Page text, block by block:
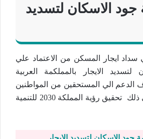
الاسكان لتسديد
ايجار المسكن من الاعتماد علي
الايجار بالمملكمة العربية
الدعم الي المستحقين من المواطنين
السعوديين و ذلك في ذلك تحقيق رؤية المملكة 2030 للتنمية